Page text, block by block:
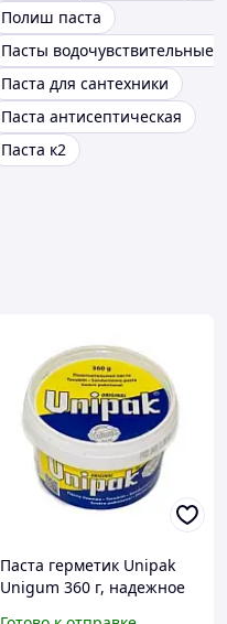
Полиш паста
Пасты водочувствительные
Паста для сантехники
Паста антисептическая
Паста к2
Паста герметик Unipak
Unigum 360 г, надежное